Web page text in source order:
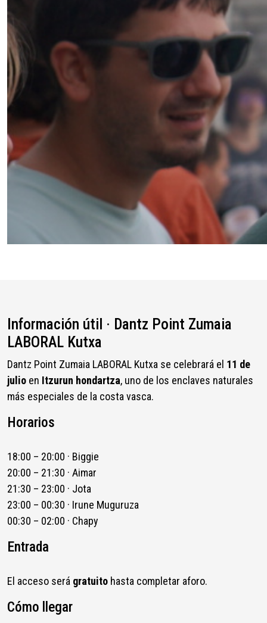
Información útil · Dantz Point Zumaia
LABORAL Kutxa
Dantz Point Zumaia LABORAL Kutxa se celebrará el 11 de
julio en Itzurun hondartza, uno de los enclaves naturales
más especiales de la costa vasca.
Horarios
18:00 – 20:00 · Biggie
20:00 – 21:30 · Aimar
21:30 – 23:00 · Jota
23:00 – 00:30 · Irune Muguruza
00:30 – 02:00 · Chapy
Entrada
El acceso será gratuito hasta completar aforo.
Cómo llegar